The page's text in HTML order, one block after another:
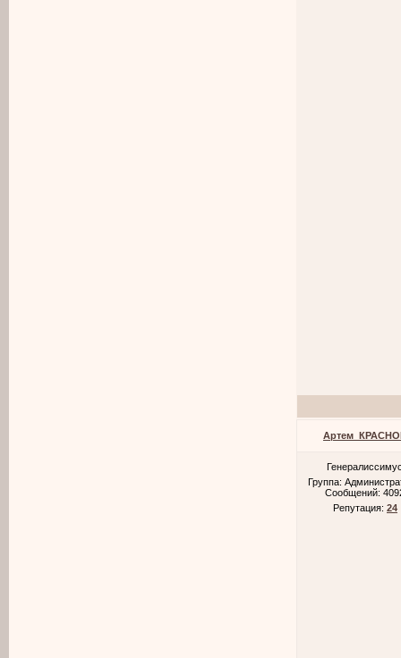
Группа:
Сообщений:
Репутация: 24